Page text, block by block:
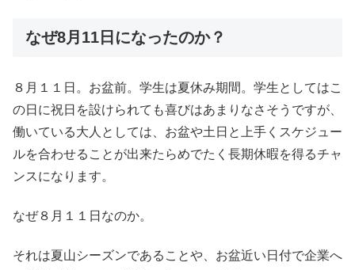
なぜ8月11日になったのか？
８月１１日。お盆前。学生は夏休み期間。学生としてはこ
の日に祝日を設けられても喜びはあまりなさそうですが、
働いている大人としては、お盆や土日と上手くスケジュー
ルを合わせることが出来たらめでたく長期休暇を得るチャ
ンスになります。
なぜ８月１１日なのか。
それは夏山シーズンであることや、お盆近い日付で企業へ